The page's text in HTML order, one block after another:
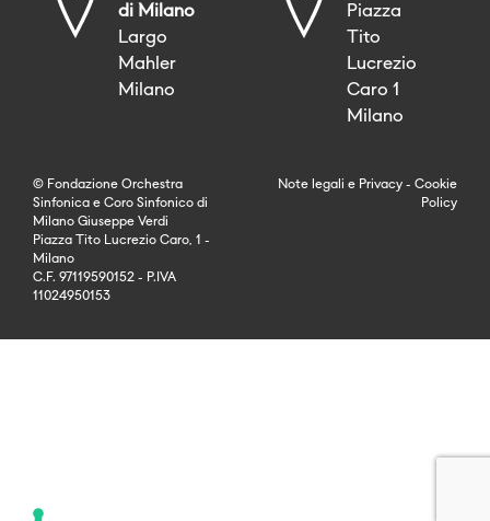
di Milano
Largo
Mahler
Milano
Piazza
Tito
Lucrezio
Caro 1
Milano
© Fondazione Orchestra
Sinfonica e Coro Sinfonico di
Milano Giuseppe Verdi
Piazza Tito Lucrezio Caro, 1 -
Milano
C.F. 97119590152 - P.IVA
11024950153
Note legali e Privacy - Cookie
Policy